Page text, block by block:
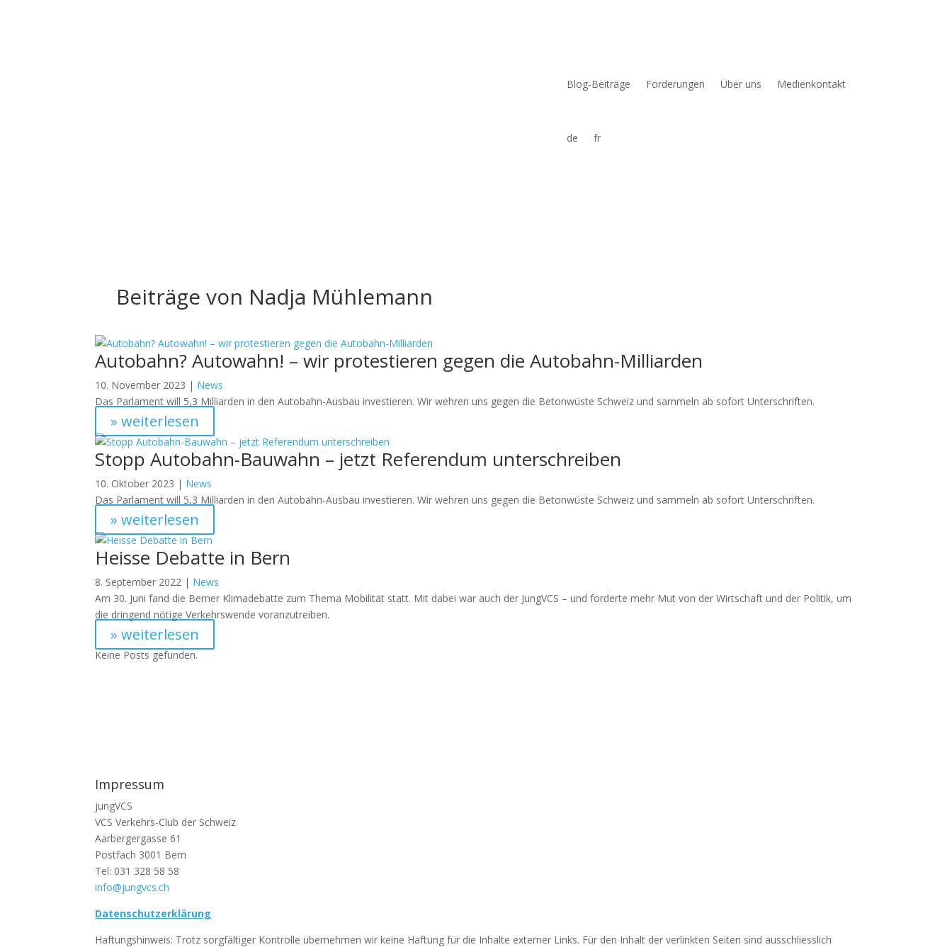
Blog-Beiträge Forderungen Über uns Medienkontakt
de fr
Beiträge von Nadja Mühlemann
Autobahn? Autowahn! – wir protestieren gegen die Autobahn-Milliarden
10. November 2023 | News
Das Parlament will 5,3 Milliarden in den Autobahn-Ausbau investieren. Wir wehren uns gegen die Betonwüste Schweiz und sammeln ab sofort Unterschriften.
» weiterlesen
Stopp Autobahn-Bauwahn – jetzt Referendum unterschreiben
10. Oktober 2023 | News
Das Parlament will 5,3 Milliarden in den Autobahn-Ausbau investieren. Wir wehren uns gegen die Betonwüste Schweiz und sammeln ab sofort Unterschriften.
» weiterlesen
Heisse Debatte in Bern
8. September 2022 | News
Am 30. Juni fand die Berner Klimadebatte zum Thema Mobilität statt. Mit dabei war auch der JungVCS – und forderte mehr Mut von der Wirtschaft und der Politik, um
die dringend nötige Verkehrswende voranzutreiben.
» weiterlesen
Keine Posts gefunden.
Impressum
jungVCS
VCS Verkehrs-Club der Schweiz
Aarbergergasse 61
Postfach 3001 Bern
Tel: 031 328 58 58
info@jungvcs.ch
Datenschutzerklärung
Haftungshinweis: Trotz sorgfältiger Kontrolle übernehmen wir keine Haftung für die Inhalte externer Links. Für den Inhalt der verlinkten Seiten sind ausschliesslich